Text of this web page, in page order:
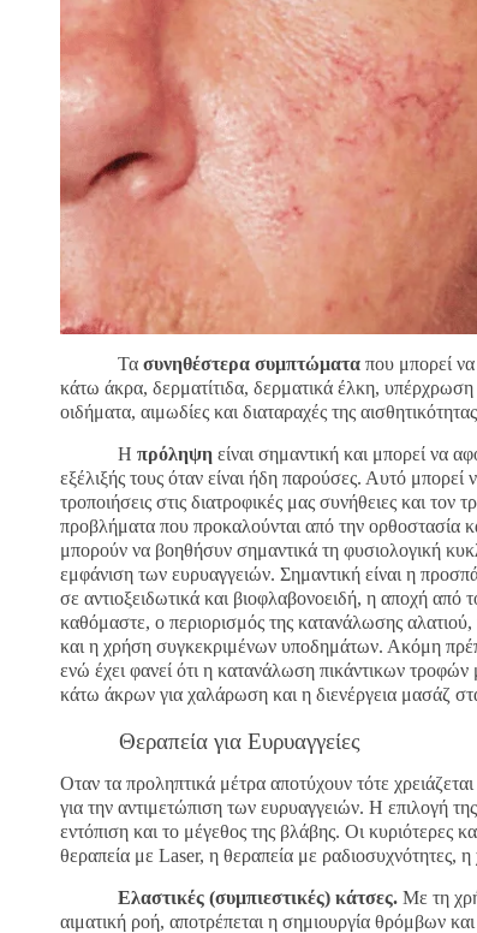
Τα συνηθέστερα συμπτώματα που μπορεί
κάτω άκρα, δερματίτιδα, δερματικά έλκη,
οιδήματα, αιμωδίες και διαταραχές της
Η πρόληψη είναι σημαντική και μπορεί να
εξέλιξής τους όταν είναι ήδη παρούσες. Αυτό μπορεί
τροποιήσεις στις διατροφικές μας συνήθειες και
προβλήματα που προκαλούνται από την ορθοστασία
μπορούν να βοηθήσυν σημαντικά τη φυσιολογική
εμφάνιση των ευρυαγγειών. Σημαντική είναι η
σε αντιοξειδωτικά και βιοφλαβονοειδή, η αποχή
καθόμαστε, ο περιορισμός της κατανάλωσης
και η χρήση συγκεκριμένων υποδημάτων. Ακόμη
ενώ έχει φανεί ότι η κατανάλωση πικάντικων
κάτω άκρων για χαλάρωση και η διενέργεια μασάζ
Θεραπεία για Ευρυαγγείες
Οταν τα προληπτικά μέτρα αποτύχουν τότε χρειάζεται
για την αντιμετώπιση των ευρυαγγειών. Η επιλογή
εντόπιση και το μέγεθος της βλάβης. Οι κυριότερες
θεραπεία με Laser, η θεραπεία με ραδιοσυχνότητες,
Ελαστικές (συμπιεστικές) κάτσες. Με τη
αιματική ροή, αποτρέπεται η σημιουργία θρόμβων